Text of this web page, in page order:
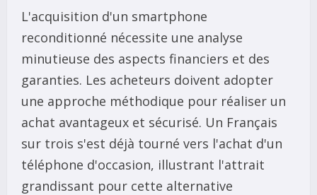
L'acquisition d'un smartphone
reconditionné nécessite une analyse
minutieuse des aspects financiers et des
garanties. Les acheteurs doivent adopter
une approche méthodique pour réaliser un
achat avantageux et sécurisé. Un Français
sur trois s'est déjà tourné vers l'achat d'un
téléphone d'occasion, illustrant l'attrait
grandissant pour cette alternative